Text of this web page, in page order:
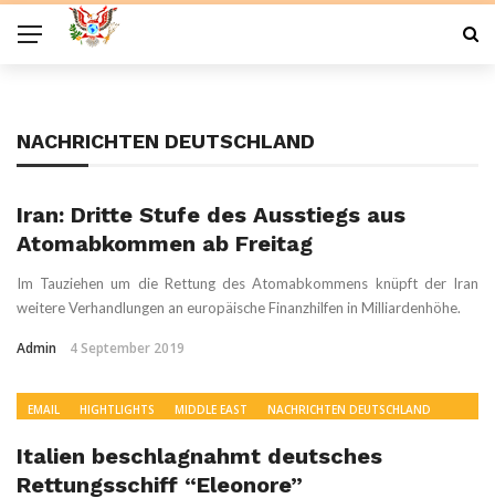
NACHRICHTEN DEUTSCHLAND
Iran: Dritte Stufe des Ausstiegs aus
Atomabkommen ab Freitag
Im Tauziehen um die Rettung des Atomabkommens knüpft der Iran
weitere Verhandlungen an europäische Finanzhilfen in Milliardenhöhe.
Admin 4 September 2019
EMAIL HIGHTLIGHTS MIDDLE EAST
NACHRICHTEN DEUTSCHLAND
Italien beschlagnahmt deutsches
Rettungsschiff “Eleonore”